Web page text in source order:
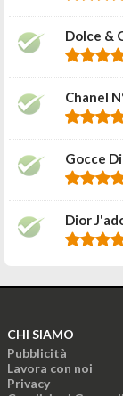
Dolce &
Chanel
Gocce
Dior
CHI SIAMO
Pubblicità
Lavora con noi
Privacy